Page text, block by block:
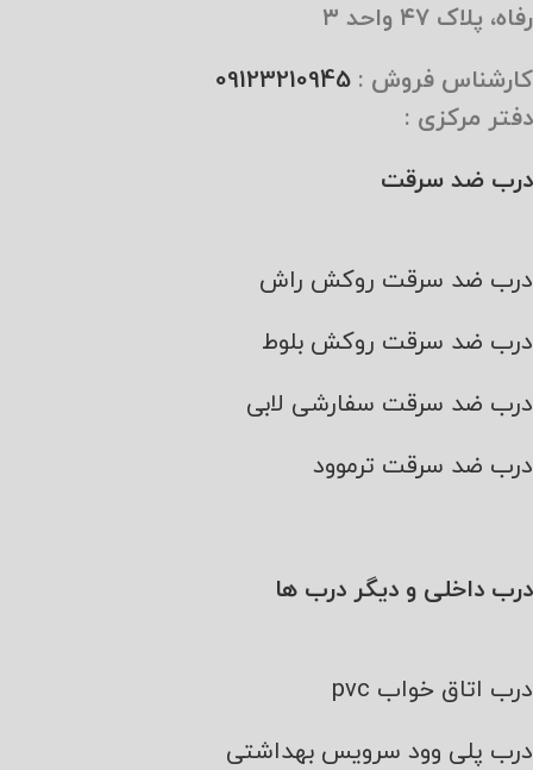
رفاه، پلاک ۴۷ واحد ۳
کارشناس فروش : 09123210945
دفتر مرکزی :
درب ضد سرقت
درب ضد سرقت روکش راش
درب ضد سرقت روکش بلوط
درب ضد سرقت سفارشی لابی
درب ضد سرقت ترموود
درب داخلی و دیگر درب ها
درب اتاق خواب pvc
درب پلی وود سرویس بهداشتی